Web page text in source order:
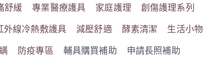
舒緩 專業醫療護具 家庭護理 創傷護理系列
外線冷熱敷護具 減壓舒適 酵素清潔 生活小物
防疫專區 輔具購買補助 申請長照補助